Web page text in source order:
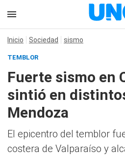
Inicio Sociedad sismo
TEMBLOR
Fuerte sismo en
sintió en
Mendoza
El epicentro del temblor
costera de Valparaíso y